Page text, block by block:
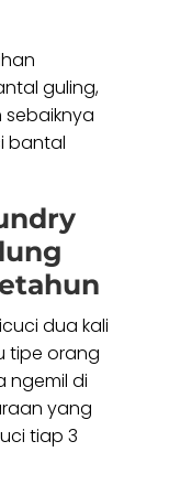
guling,
sebaiknya
bantal
dua kali
tipe orang
ngemil di
yang
tiap 3